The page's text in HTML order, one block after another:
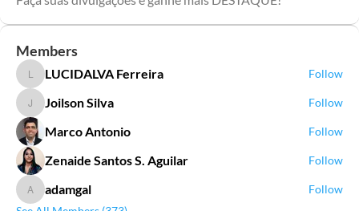
Members
LUCIDALVA Ferreira
LUCIDALVA Ferreira Follow
Joilson Silva
Joilson Silva Follow
Marco Antonio Follow
Zenaide Santos S. Aguilar Follow
adamgal
adamgal
Follow